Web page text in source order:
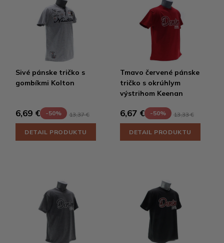
Sivé pánske tričko s
gombíkmi Kolton
6,69 € -50% 13,37 €
DETAIL PRODUKTU
Tmavo červené pánske
tričko s okrúhlym
výstrihom Keenan
6,67 € -50% 13,33 €
DETAIL PRODUKTU